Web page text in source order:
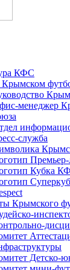
КФС
менеджер
служба
Кубка
Крымского
Детско-